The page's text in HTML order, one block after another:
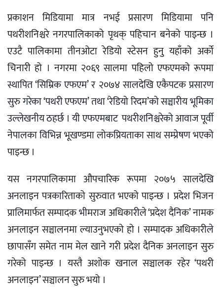
प्रकाशन मिडियामा मात्र नभई प्रसारण मिडियामा पनि
पथरीशनिश्चरे नगरपालिकाको पृथक् पहिचान बनेको पाइन्छ ।
एउटै पालिकामा तीनओटा रेडियो स्टेसन हुनु यहाँको अर्को
चिनारी हो । नगरमा २०६९ सालमा पहिलो एफएमको रूपमा
स्थापित ‘सिम्रिक एफएम’ र २०७४ सालदेखि एकैपटक प्रसारण
सुरु गरेका ‘पथरी एफएम’ तथा ‘रेडियो रिदम’को सञ्चारीय भूमिका
उल्लेखनीय ठहर्छ । यी एफएमबाट पथरीशनिश्चरेको आवाज पूर्वी
नेपालका विभिन्न भूखण्डमा लोकप्रियताका साथ सम्प्रेषण भएको
पाइन्छ ।
यस नगरपालिकामा औपचारिक रूपमा २०७५ सालदेखि
अनलाइन पत्रकारिताको सुरुवात भएको पाइन्छ । प्रदेश भिजन
प्रालिमार्फत सम्पादक भीमराज अधिकारीले ‘प्रदेश दैनिक’ नामक
अनलाइन सञ्चालनमा ल्याउनुभएको हो । सम्पादक अधिकारीले
छापासँग समेत नाम मेल खाने गरी प्रदेश दैनिक अनलाइन सुरु
गरेको पाइन्छ । यस्तै अशोक खनाल सञ्चालक रहेर ‘पथरी
अनलाइन’ सञ्चालन सुरु भयो ।